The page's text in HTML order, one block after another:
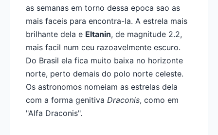
as semanas em torno dessa epoca sao as
mais faceis para encontra-la. A estrela mais
brilhante dela e Eltanin, de magnitude 2.2,
mais facil num ceu razoavelmente escuro.
Do Brasil ela fica muito baixa no horizonte
norte, perto demais do polo norte celeste.
Os astronomos nomeiam as estrelas dela
com a forma genitiva Draconis, como em
"Alfa Draconis".